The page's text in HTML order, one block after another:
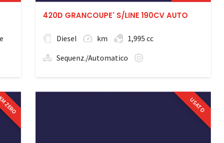
420D GRANCOUPE' S/LINE 190CV AUTO
Diesel km
1,995 cc
Sequenz./Automatico
ZERO USATO